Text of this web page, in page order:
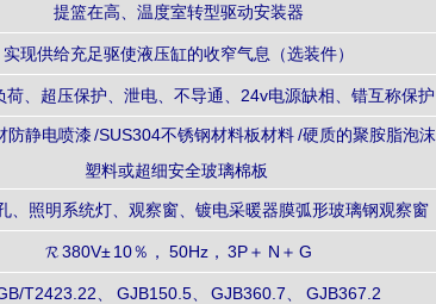
提篮在高、温度室转型驱动安装器
实现供给充足驱使液压缸的收窄气息（选装件）
荷、超压保护、泄电、不导通、24v电源缺相、错互称保护
防静电喷漆 /SUS304不锈钢材料板材料 /硬质的聚胺脂泡沫
塑料或超细安全玻璃棉板
、照明系统灯、观察窗、镀电采暖器膜弧形玻璃钢观察窗
𝓡 380V± 10％， 50Hz， 3P＋ N＋ G
T2423.22、 GJB150.5、 GJB360.7、 GJB367.2